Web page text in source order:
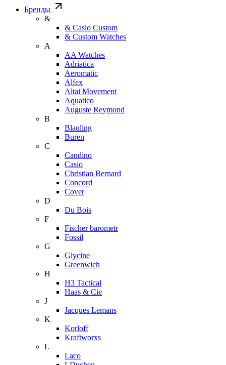
Бренды
&
& Casio Custom
& Custom Watches
A
AA Watches
Adriatica
Aeromatic
Alfex
Altai Movement
Aquatico
Auguste Reymond
B
Blauling
Buren
C
Candino
Casio
Christian Bernard
Concord
Cover
D
Du Bois
F
Fischer barometr
Fossil
G
Glycine
Greenwich
H
H3 Tactical
Haas & Cie
J
Jacques Lemans
K
Korloff
Kraftworxs
L
Laco